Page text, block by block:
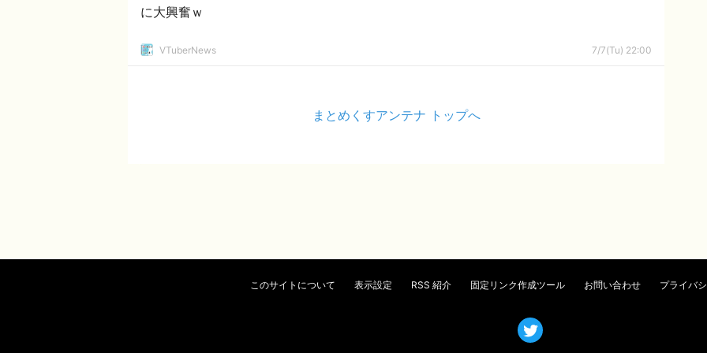
に大興奮ｗ
VTuberNews 7/7(Tu) 22:00
まとめくすアンテナ トップへ
このサイトについて 表示設定 RSS 紹介 固定リンク作成ツール お問い合わせ プライバ